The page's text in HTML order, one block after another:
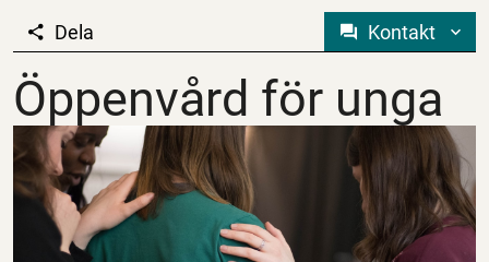
Öppenvård för unga
Dela Kontakt
Öppenvård för unga